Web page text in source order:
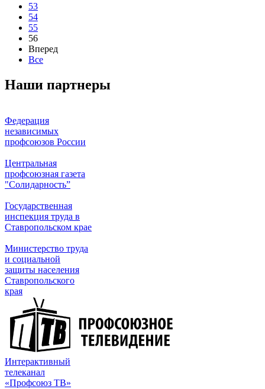
53
54
55
56
Вперед
Все
Наши партнеры
Федерация
независимых
профсоюзов России
Центральная
профсоюзная газета
"Солидарность”
Государственная
инспекция труда в
Ставропольском крае
Министерство труда
и социальной
защиты населения
Ставропольского
края
Интерактивный
телеканал
«Профсоюз ТВ»